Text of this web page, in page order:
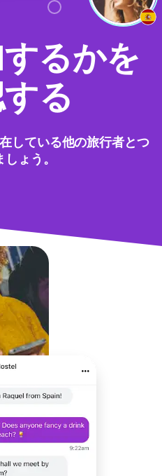
るかを
る
している他の旅行者とつ
ょう。